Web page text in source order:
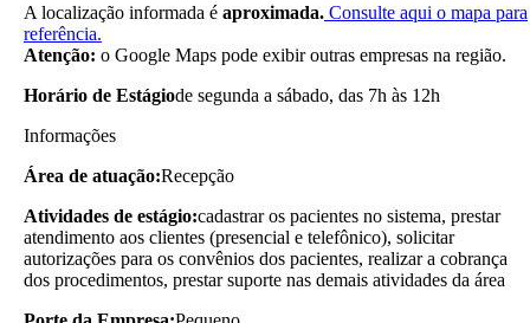
A localização informada é aproximada. Consulte aqui o mapa para
referência.
Atenção: o Google Maps pode exibir outras empresas na região.
Horário de Estágiode segunda a sábado, das 7h às 12h
Informações
Área de atuação:Recepção
Atividades de estágio:cadastrar os pacientes no sistema, prestar
atendimento aos clientes (presencial e telefônico), solicitar
autorizações para os convênios dos pacientes, realizar a cobrança
dos procedimentos, prestar suporte nas demais atividades da área